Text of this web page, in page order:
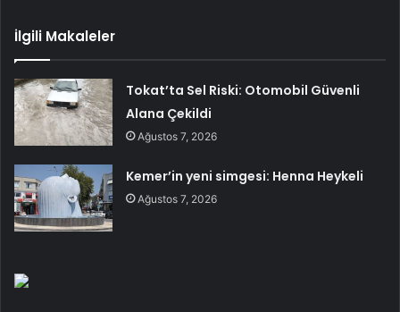
İlgili Makaleler
Tokat’ta Sel Riski: Otomobil Güvenli
Alana Çekildi
Ağustos 7, 2026
Kemer’in yeni simgesi: Henna Heykeli
Ağustos 7, 2026